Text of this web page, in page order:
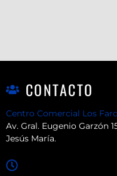
CONTACTO
Centro Comercial Los
Av. Gral. Eugenio Garzón
Jesús María.